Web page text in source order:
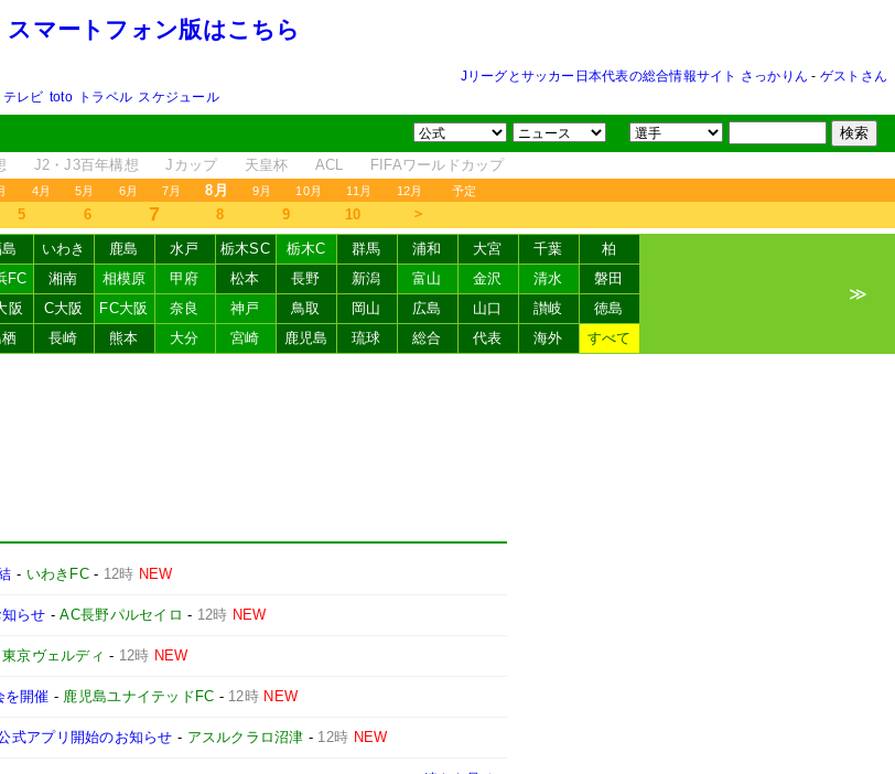
スマートフォン版はこちら
Jリーグとサッカー日本代表の総合情報サイト さっかりん - ゲストさん
テレビ toto トラベル スケジュール
J2・J3百年構想 Jカップ 天皇杯 ACL FIFAワールドカップ
4月 5月 6月 7月 8月 9月 10月 11月 12月 予定
5 6 7 8 9 10 ＞
いわき 鹿島 水戸 栃木SC 栃木C 群馬 浦和 大宮 千葉
柏
FC 湘南 相模原 甲府 松本 長野 新潟 富山 金沢 清水
磐田
阪 C大阪 FC大阪 奈良 神戸 鳥取 岡山 広島 山口 讃岐
徳島
長崎 熊本 大分 宮崎 鹿児島 琉球 総合 代表 海外 すべて
≫
- いわきFC- 12時 NEW
らせ -AC長野パルセイロ - 12時 NEW
東京ヴェルディ - 12時 NEW
を開催 - 鹿児島ユナイテッドFC - 12時 NEW
式アプリ開始のお知らせ - アスルクラロ沼津 - 12時 NEW